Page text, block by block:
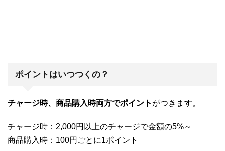
ポイントはいつつくの？
チャージ時、商品購入時両方でポイント がつきます。
チャージ時：2,000円以上のチャージで金額の5%～
商品購入時：100円ごとに1ポイント